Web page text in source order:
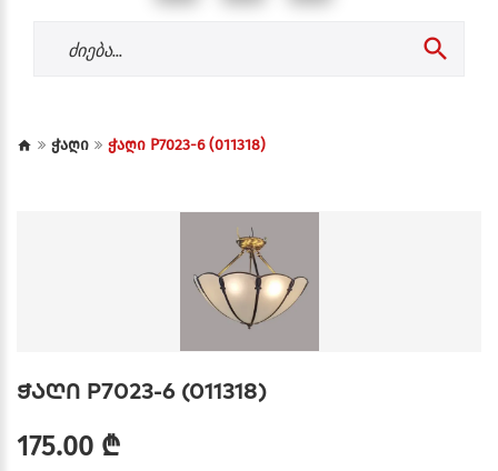
ჭაღი ჭაღი P7023-6 (011318)
ჭაღი P7023-6 (011318)
175.00 ₾